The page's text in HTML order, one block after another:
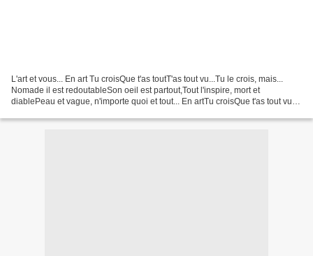
L'art et vous... En art Tu croisQue t'as toutT'as tout vu...Tu le crois, mais...
Nomade il est redoutableSon oeil est partout,Tout l'inspire, mort et
diablePeau et vague, n'importe quoi et tout... En artTu croisQue t'as tout vuTu